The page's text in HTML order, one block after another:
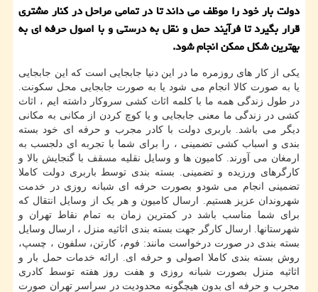
دولت بار خود را موظف می داند تا در تمامی مراحل در كنار مشتری
قرار بگیرد تا فرآیند حمل و نقل به درستی و با اصول حرفه ای به
بهترین شكل ممكن انجام شود.
یکی از کار های روزمره ما در این دنیا جابجایی است که این جابجایی
یا به صورت کالا انجام می شود یا به صورت جابجایی محل سکونت.
در طول زندگی همه ما با کلمه اثاث کشی سروکار داشته ایم ، اثاث
کشی در زندگی ما معنی جابجایی و یا کوچ کردن از مکانی به مکانی
دیگر می باشد. باربری دولت با کادر مجرب و حرفه ای خود بسته
بندی و اسباب کشی تضمینی ، را برای شما با تجربه ای دلجسب به
ارمغان می آورند. کامیون ها و وسایل نقلیه مسقف با گنجایش بالا و
کارگرهای ورزیده و تضمینی. بسته بندی توسط باربری دولت کاملا
تضمینی انجام می شودو بصورت حرفه ای شبانه روزی در خدمت
شهروندان عزیز هستیم. ارسال کامیون‌ و هر یک از وسایل انتقال که
برای شما مناسب باشد در کمترین زمان به تمام نقاط تهران و
شهرستانها. ارسال کارگر جهت بسته بندی اثاثیه منزل ، ارسال وسایل
بسته بندی در صورت درخواست مانند: فوم، کارتن، سلفون ، چسپ،
روش بسته بندی کاملا اصولی و حرفه ای. ارائه خدمات حمل بار و
اثاثیه منزل بصورت شبانه روزی و هفت روز هفته توسط کادری
مجرب و حرفه ای بدون هیچگونه محدودیت در سراسر تهران صورت